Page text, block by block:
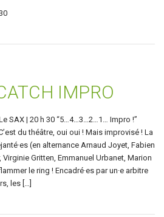
IMPRO
SAX | 20 h 30 “5…4…3…2…1… Impro !”
du théâtre, oui oui ! Mais improvisé ! La
(en alternance Arnaud Joyet, Fabien
Gritten, Emmanuel Urbanet, Marion
le ring ! Encadré·es par un·e arbitre
les […]